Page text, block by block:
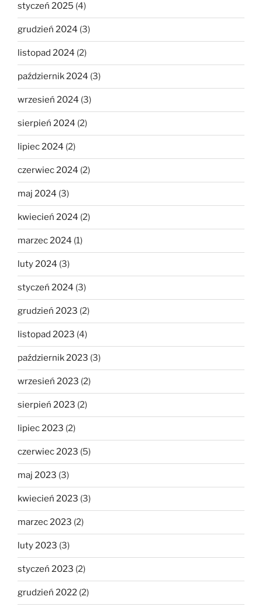
styczeń 2025 (4)
grudzień 2024 (3)
listopad 2024 (2)
październik 2024 (3)
wrzesień 2024 (3)
sierpień 2024 (2)
lipiec 2024 (2)
czerwiec 2024 (2)
maj 2024 (3)
kwiecień 2024 (2)
marzec 2024 (1)
luty 2024 (3)
styczeń 2024 (3)
grudzień 2023 (2)
listopad 2023 (4)
październik 2023 (3)
wrzesień 2023 (2)
sierpień 2023 (2)
lipiec 2023 (2)
czerwiec 2023 (5)
maj 2023 (3)
kwiecień 2023 (3)
marzec 2023 (2)
luty 2023 (3)
styczeń 2023 (2)
grudzień 2022 (2)